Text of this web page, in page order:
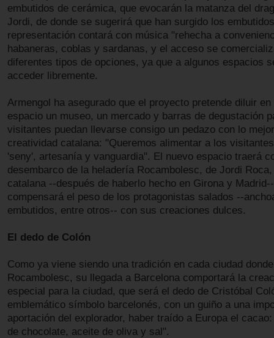
embutidos de cerámica, que evocarán la matanza del
Jordi, de donde se sugerirá que han surgido los
representación contará con música "rehecha a
habaneras, coblas y sardanas, y el acceso se
diferentes tipos de opciones, ya que a algunos espacios
acceder libremente.
Armengol ha asegurado que el proyecto pretende diluir
espacio un museo, un mercado y barras de degustación
visitantes puedan llevarse consigo un pedazo con lo
creatividad catalana: "Queremos alimentar a los
'seny', artesanía y vanguardia". El nuevo espacio traerá
desembarco de la heladería Rocambolesc, de Jordi
catalana --después de haberlo hecho en Girona y
compensará el peso de los protagonistas salados --
embutidos, entre otros-- con sus creaciones dulces.
El dedo de Colón
Como ya viene siendo una tradición en cada ciudad
Rocambolesc, su llegada a Barcelona comportará la
especial para la ciudad, que será el dedo de Cristóbal
emblemático símbolo barcelonés, con un guiño a una
aportación del explorador, haber traído a Europa el
de chocolate, aceite de oliva y sal".